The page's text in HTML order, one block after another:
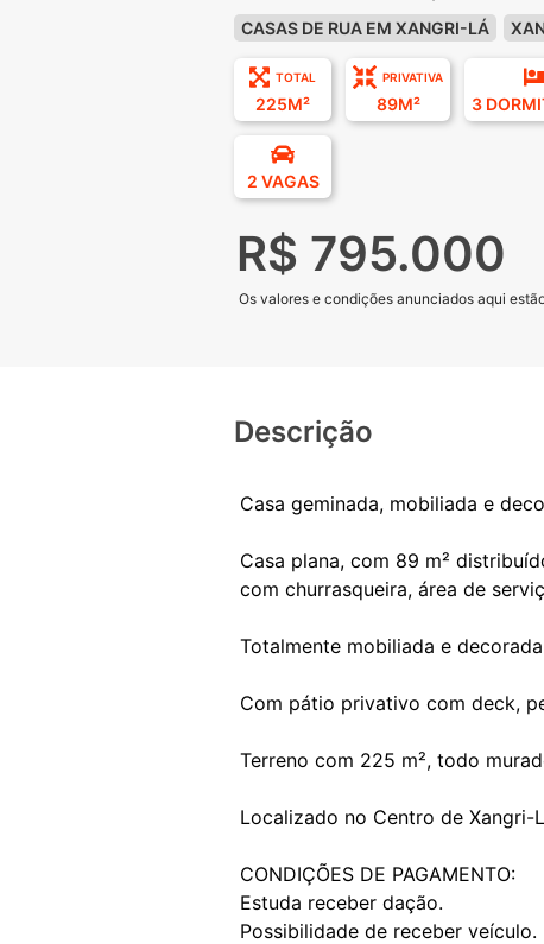
CASAS DE RUA EM XANGRI-LÁ
TOTAL
225M²
PRIVATIVA
89M² 3
2 VAGAS
R$ 795.000
Os valores e condições anunciados aqui
Descrição
Casa geminada, mobiliada e
Casa plana, com 89 m²
com churrasqueira, área de
Totalmente mobiliada e
Com pátio privativo com deck,
Terreno com 225 m², todo
Localizado no Centro de Xangri-
CONDIÇÕES DE PAGAMENTO:
Estuda receber dação.
Possibilidade de receber veículo.